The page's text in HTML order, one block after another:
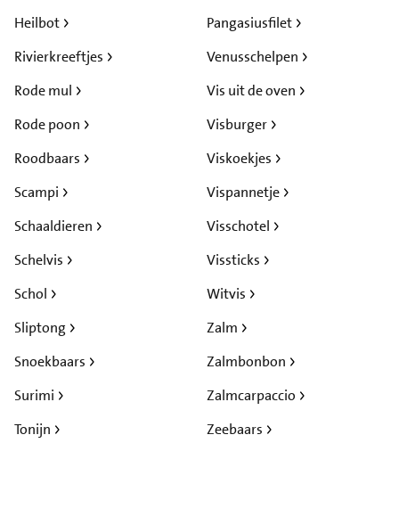
Heilbot
Pangasiusfilet
Rivierkreeftjes
Rode mul
Rode poon
Roodbaars
Scampi
Schaaldieren
Schelvis
Schol
Sliptong
Snoekbaars
Surimi
Tonijn
Venusschelpen
Vis uit de oven
Visburger
Viskoekjes
Vispannetje
Visschotel
Vissticks
Witvis
Zalm
Zalmbonbon
Zalmcarpaccio
Zeebaars